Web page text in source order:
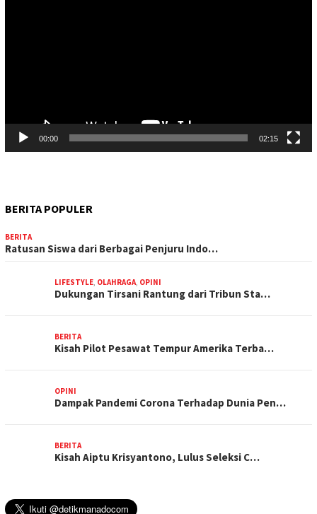
00:00 02:15
BERITA POPULER
BERITA
Ratusan Siswa dari Berbagai Penjuru Indo…
LIFESTYLE, OLAHRAGA, OPINI
Dukungan Tirsani Rantung dari Tribun Sta…
BERITA
Kisah Pilot Pesawat Tempur Amerika Terba…
OPINI
Dampak Pandemi Corona Terhadap Dunia Pen…
BERITA
Kisah Aiptu Krisyantono, Lulus Seleksi C…